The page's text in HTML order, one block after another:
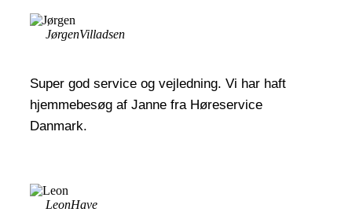
JørgenVilladsen
Super god service og vejledning. Vi har haft
hjemmebesøg af Janne fra Høreservice
Danmark.
LeonHave